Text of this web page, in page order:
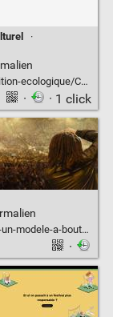
·
la-boussole-ecologique-de-la-culture
· · 1 click
a-bout-de-souffle
·